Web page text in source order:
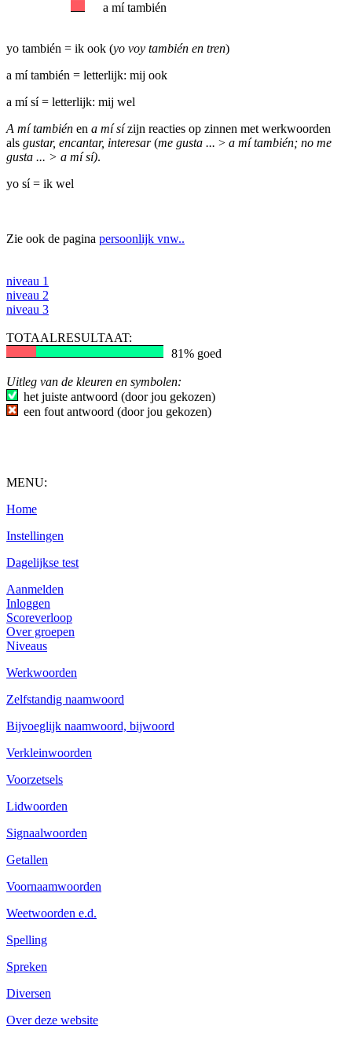
a mí también
yo también = ik ook (yo voy también en tren)
a mí también = letterlijk: mij ook
a mí sí = letterlijk: mij wel
A mí también en a mí sízijn reacties op zinnen met werkwoorden
als gustar, encantar, interesar(me gusta ... > a mí también; no me
gusta ... > a mí sí).
yo sí = ik wel
Zie ook de pagina persoonlijk vnw..
niveau 1
niveau 2
niveau 3
TOTAALRESULTAAT:
81% goed
Uitleg van de kleuren en symbolen:
het juiste antwoord (door jou gekozen)
een fout antwoord (door jou gekozen)
MENU:
Home
Instellingen
Dagelijkse test
Aanmelden
Inloggen
Scoreverloop
Over groepen
Niveaus
Werkwoorden
Zelfstandig naamwoord
Bijvoeglijk naamwoord, bijwoord
Verkleinwoorden
Voorzetsels
Lidwoorden
Signaalwoorden
Getallen
Voornaamwoorden
Weetwoorden e.d.
Spelling
Spreken
Diversen
Over deze website